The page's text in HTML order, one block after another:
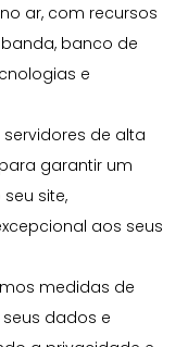
ar, com recursos
banco de
e
de alta
garantir um
site,
aos seus
medidas de
dados e